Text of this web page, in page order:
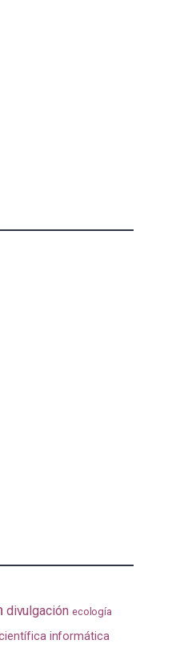
divulgación ecología
informática